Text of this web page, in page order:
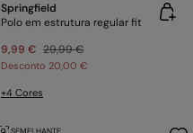
Springfield
Polo em estrutura regular fit
9,99 € 29,99 €
Desconto 20,00 €
+4 Cores
SEMELHANTE